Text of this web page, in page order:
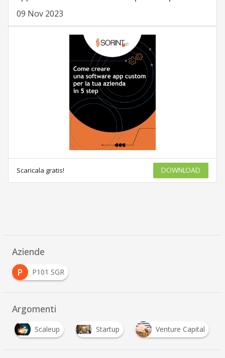
09 Nov 2023
Scaricala gratis! DOWNLOAD
Aziende
P
P101 SGR
Argomenti
Scaleup Startup Venture Capital